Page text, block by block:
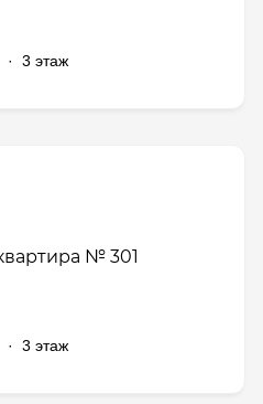
· 3 этаж
· 3 этаж